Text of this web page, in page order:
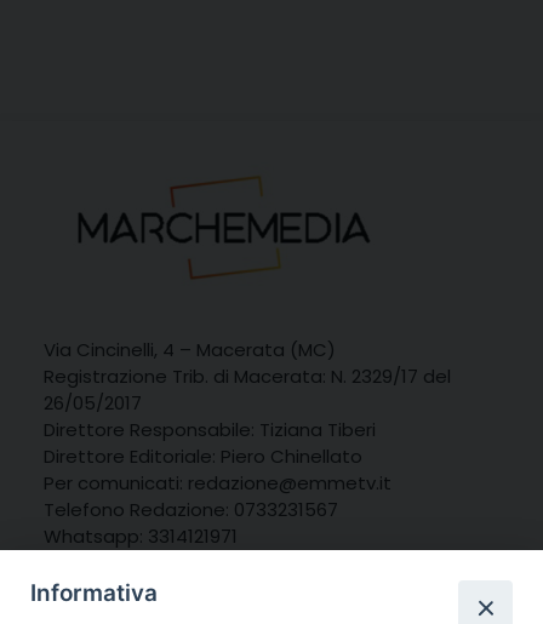
Via Cincinelli, 4 – Macerata (MC)
Registrazione Trib. di Macerata: N. 2329/17 del
26/05/2017
Direttore Responsabile: Tiziana Tiberi
Direttore Editoriale: Piero Chinellato
Per comunicati: redazione@emmetv.it
Telefono Redazione: 0733231567
Whatsapp: 3314121971
Informativa